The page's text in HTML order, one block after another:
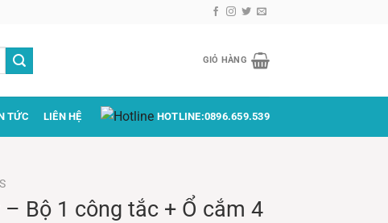
GIỎ HÀNG
TỨC LIÊN HỆ HOTLINE:0896.659.539
Bộ 1 công tắc + Ổ cắm 4